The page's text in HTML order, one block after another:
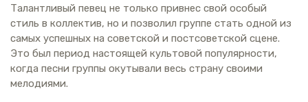
Талантливый певец не только привнес свой особый
стиль в коллектив, но и позволил группе стать одной из
самых успешных на советской и постсоветской сцене.
Это был период настоящей культовой популярности,
когда песни группы окутывали весь страну своими
мелодиями.